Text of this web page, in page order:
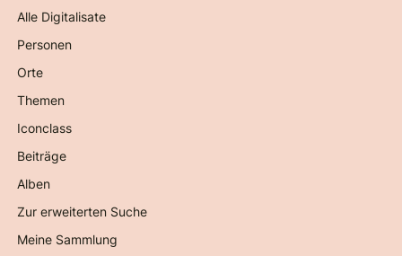
Alle Digitalisate
Personen
Orte
Themen
Iconclass
Beiträge
Alben
Zur erweiterten Suche
Meine Sammlung